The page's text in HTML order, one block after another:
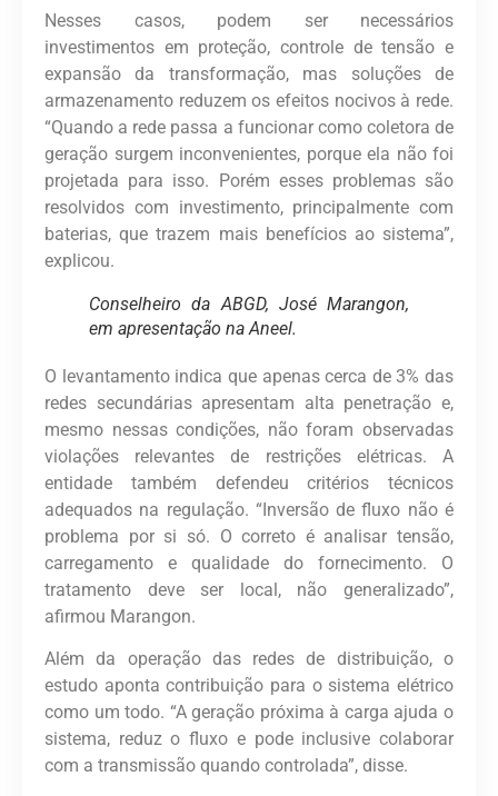
Nesses casos, podem ser necessários
investimentos em proteção, controle de tensão e
expansão da transformação, mas soluções de
armazenamento reduzem os efeitos nocivos à rede.
“Quando a rede passa a funcionar como coletora de
geração surgem inconvenientes, porque ela não foi
projetada para isso. Porém esses problemas são
resolvidos com investimento, principalmente com
baterias, que trazem mais benefícios ao sistema”,
explicou.
Conselheiro da ABGD, José Marangon,
em apresentação na Aneel.
O levantamento indica que apenas cerca de 3% das
redes secundárias apresentam alta penetração e,
mesmo nessas condições, não foram observadas
violações relevantes de restrições elétricas. A
entidade também defendeu critérios técnicos
adequados na regulação. “Inversão de fluxo não é
problema por si só. O correto é analisar tensão,
carregamento e qualidade do fornecimento. O
tratamento deve ser local, não generalizado”,
afirmou Marangon.
Além da operação das redes de distribuição, o
estudo aponta contribuição para o sistema elétrico
como um todo. “A geração próxima à carga ajuda o
sistema, reduz o fluxo e pode inclusive colaborar
com a transmissão quando controlada”, disse.